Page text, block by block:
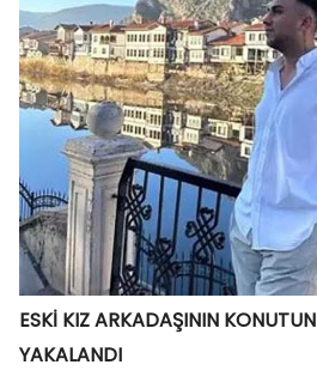
ESKİ KIZ ARKADAŞININ
YAKALANDI